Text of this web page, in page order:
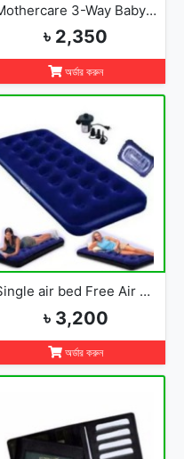
Mothercare 3-Way Baby Carrier
৳ 2,350
অর্ডার করুন
Single air bed Free Air Pumper
৳ 3,200
অর্ডার করুন